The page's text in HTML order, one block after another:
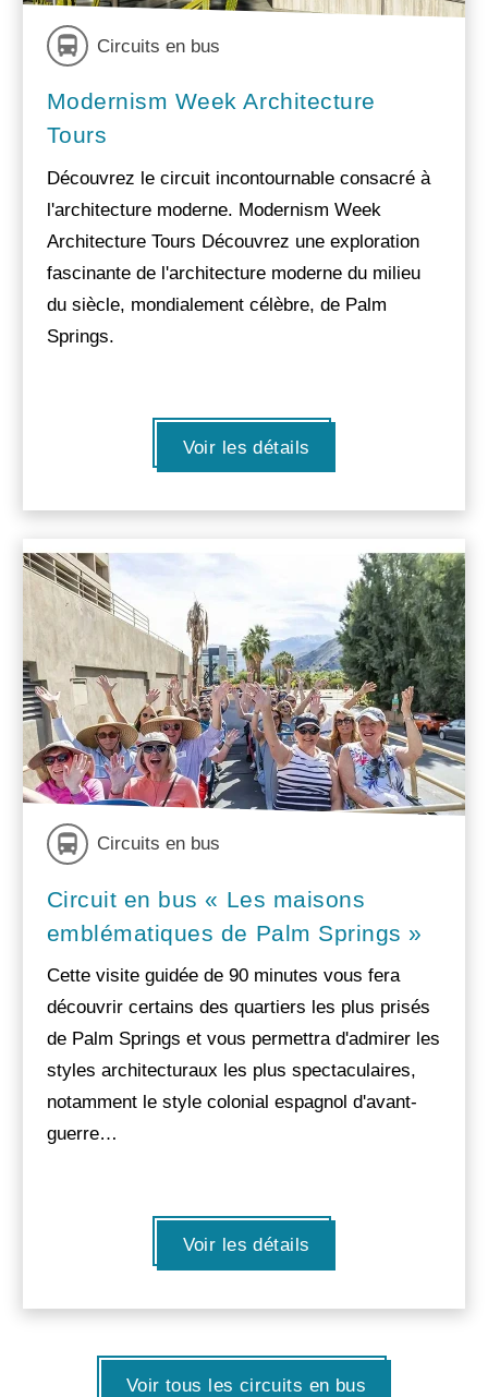
Circuits en bus
Modernism Week Architecture
Tours
Découvrez le circuit incontournable consacré à
l'architecture moderne. Modernism Week
Architecture Tours Découvrez une exploration
fascinante de l'architecture moderne du milieu
du siècle, mondialement célèbre, de Palm
Springs.
Voir les détails
Circuits en bus
Circuit en bus « Les maisons
emblématiques de Palm Springs »
Cette visite guidée de 90 minutes vous fera
découvrir certains des quartiers les plus prisés
de Palm Springs et vous permettra d'admirer les
styles architecturaux les plus spectaculaires,
notamment le style colonial espagnol d'avant-
guerre…
Voir les détails
Voir tous les circuits en bus